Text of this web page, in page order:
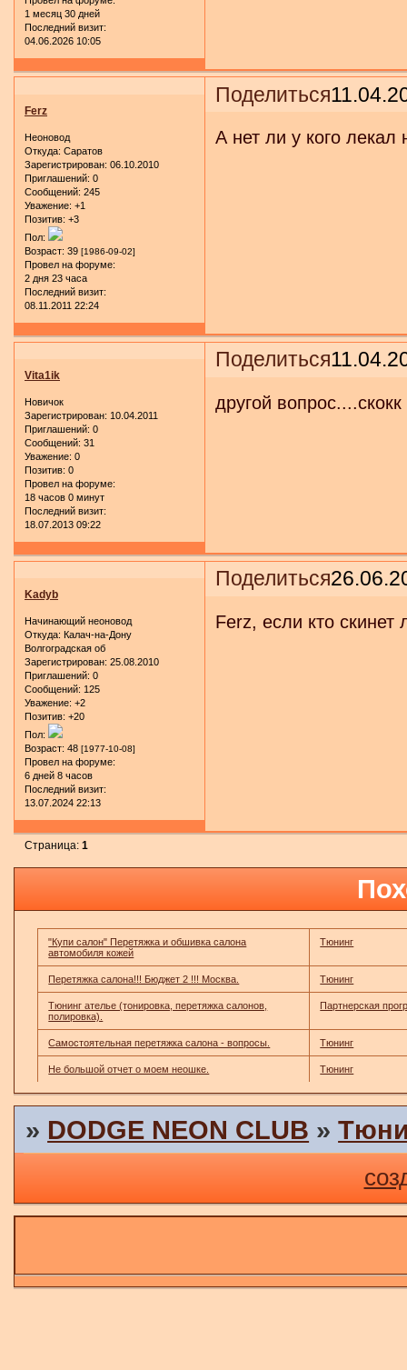
1 месяц 30 дней
Последний визит:
04.06.2026 10:05
Поделиться
Ferz
Неоновод
Откуда: Саратов
Зарегистрирован: 06.10.2010
Приглашений: 0
Сообщений: 245
Уважение: +1
Позитив: +3
Пол:
Возраст: 39 [1986-09-02]
Провел на форуме:
2 дня 23 часа
Последний визит:
08.11.2011 22:24
А нет ли у кого
Поделиться
Vita1ik
Новичок
Зарегистрирован: 10.04.2011
Приглашений: 0
Сообщений: 31
Уважение: 0
Позитив: 0
Провел на форуме:
18 часов 0 минут
Последний визит:
18.07.2013 09:22
другой
Поделиться
Kadyb
Начинающий неоновод
Откуда: Калач-на-Дону
Волгоградская об
Зарегистрирован: 25.08.2010
Приглашений: 0
Сообщений: 125
Уважение: +2
Позитив: +20
Пол:
Возраст: 48 [1977-10-08]
Провел на форуме:
6 дней 8 часов
Последний визит:
13.07.2024 22:13
Ferz, если кто
Страница:1
"Купи салон" Перетяжка и обшивка салона
автомобиля кожей
Тюнинг
Перетяжка салона!!! Бюджет 2 !!! Москва. Тюнинг
Тюнинг ателье (тонировка, перетяжка салонов,
полировка).
Партнерская
Самостоятельная перетяжка салона - вопросы. Тюнинг
Не большой отчет о моем неошке. Тюнинг
» DODGE NEON CLUB »